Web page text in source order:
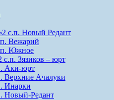
с.п. Новый Редант
Вежарий
Южное
Зязиков – юрт
Аки-юрт
Верхние Ачалуки
Инарки
Новый-Редант